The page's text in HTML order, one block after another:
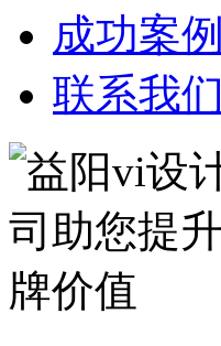
成功案例
联系我们